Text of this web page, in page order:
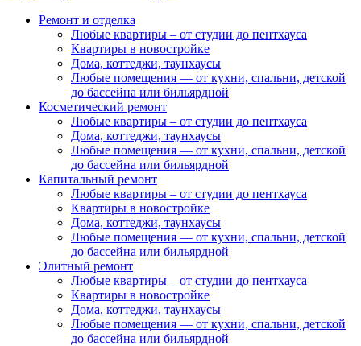
Ремонт и отделка
Любые квартиры – от студии до пентхауса
Квартиры в новостройке
Дома, коттеджи, таунхаусы
Любые помещения — от кухни, спальни, детской
до бассейна или бильярдной
Косметический ремонт
Любые квартиры – от студии до пентхауса
Дома, коттеджи, таунхаусы
Любые помещения — от кухни, спальни, детской
до бассейна или бильярдной
Капитальный ремонт
Любые квартиры – от студии до пентхауса
Квартиры в новостройке
Дома, коттеджи, таунхаусы
Любые помещения — от кухни, спальни, детской
до бассейна или бильярдной
Элитный ремонт
Любые квартиры – от студии до пентхауса
Квартиры в новостройке
Дома, коттеджи, таунхаусы
Любые помещения — от кухни, спальни, детской
до бассейна или бильярдной